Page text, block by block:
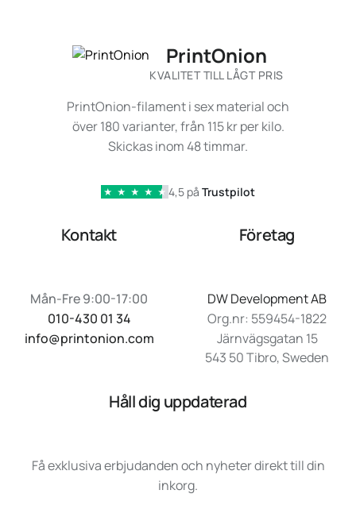
PrintOnion
KVALITET TILL LÅGT PRIS
PrintOnion-filament i sex material och
över 180 varianter, från 115 kr per kilo.
Skickas inom 48 timmar.
★ ★ ★ ★ ★ 4,5 på Trustpilot
Kontakt
Mån-Fre 9:00-17:00
010-430 01 34
info@printonion.com
Företag
DW Development AB
Org.nr: 559454-1822
Järnvägsgatan 15
543 50 Tibro, Sweden
Håll dig uppdaterad
Få exklusiva erbjudanden och nyheter direkt till din
inkorg.